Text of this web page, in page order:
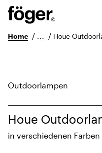
Home / ... / Houe
Outdoorlampen
Houe
in verschiedenen